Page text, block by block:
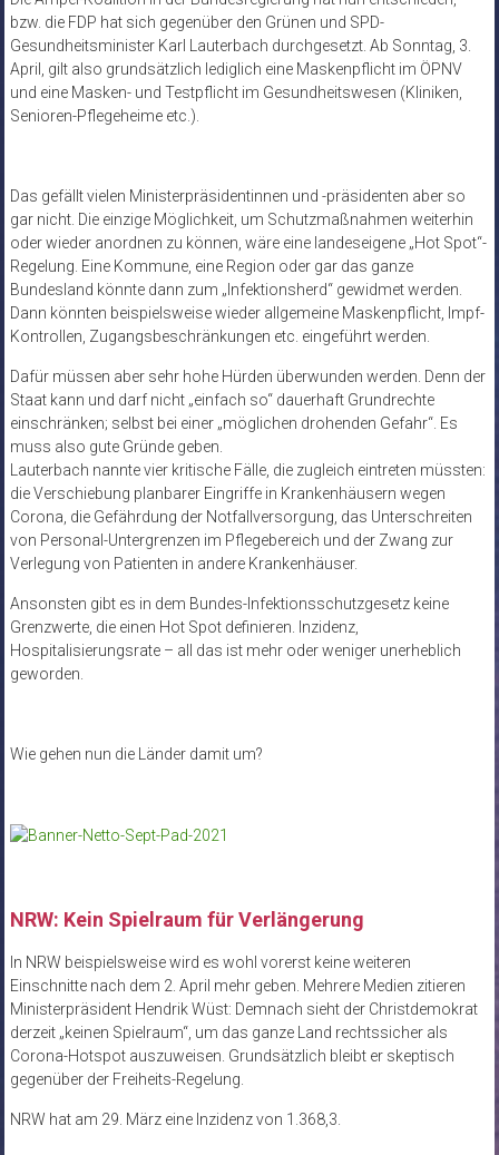
bzw. die FDP hat sich gegenüber den Grünen und SPD-
Gesundheitsminister Karl Lauterbach durchgesetzt. Ab Sonntag, 3.
April, gilt also grundsätzlich lediglich eine Maskenpflicht im ÖPNV
und eine Masken- und Testpflicht im Gesundheitswesen (Kliniken,
Senioren-Pflegeheime etc.).
Das gefällt vielen Ministerpräsidentinnen und -präsidenten aber so
gar nicht. Die einzige Möglichkeit, um Schutzmaßnahmen weiterhin
oder wieder anordnen zu können, wäre eine landeseigene „Hot Spot“-
Regelung. Eine Kommune, eine Region oder gar das ganze
Bundesland könnte dann zum „Infektionsherd“ gewidmet werden.
Dann könnten beispielsweise wieder allgemeine Maskenpflicht, Impf-
Kontrollen, Zugangsbeschränkungen etc. eingeführt werden.
Dafür müssen aber sehr hohe Hürden überwunden werden. Denn der
Staat kann und darf nicht „einfach so“ dauerhaft Grundrechte
einschränken; selbst bei einer „möglichen drohenden Gefahr“. Es
muss also gute Gründe geben.
Lauterbach nannte vier kritische Fälle, die zugleich eintreten müssten:
die Verschiebung planbarer Eingriffe in Krankenhäusern wegen
Corona, die Gefährdung der Notfallversorgung, das Unterschreiten
von Personal-Untergrenzen im Pflegebereich und der Zwang zur
Verlegung von Patienten in andere Krankenhäuser.
Ansonsten gibt es in dem Bundes-Infektionsschutzgesetz keine
Grenzwerte, die einen Hot Spot definieren. Inzidenz,
Hospitalisierungsrate – all das ist mehr oder weniger unerheblich
geworden.
Wie gehen nun die Länder damit um?
NRW: Kein Spielraum für Verlängerung
In NRW beispielsweise wird es wohl vorerst keine weiteren
Einschnitte nach dem 2. April mehr geben. Mehrere Medien zitieren
Ministerpräsident Hendrik Wüst: Demnach sieht der Christdemokrat
derzeit „keinen Spielraum“, um das ganze Land rechtssicher als
Corona-Hotspot auszuweisen. Grundsätzlich bleibt er skeptisch
gegenüber der Freiheits-Regelung.
NRW hat am 29. März eine Inzidenz von 1.368,3.